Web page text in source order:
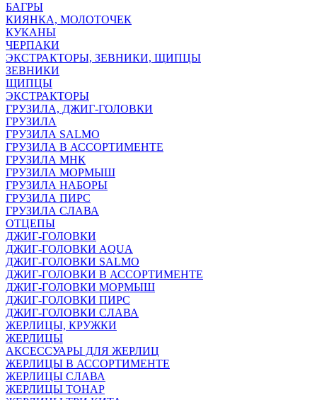
БАГРЫ
КИЯНКА, МОЛОТОЧЕК
КУКАНЫ
ЧЕРПАКИ
ЭКСТРАКТОРЫ, ЗЕВНИКИ, ЩИПЦЫ
ЗЕВНИКИ
ЩИПЦЫ
ЭКСТРАКТОРЫ
ГРУЗИЛА, ДЖИГ-ГОЛОВКИ
ГРУЗИЛА
ГРУЗИЛА SALMO
ГРУЗИЛА В АССОРТИМЕНТЕ
ГРУЗИЛА МНК
ГРУЗИЛА МОРМЫШ
ГРУЗИЛА НАБОРЫ
ГРУЗИЛА ПИРС
ГРУЗИЛА СЛАВА
ОТЦЕПЫ
ДЖИГ-ГОЛОВКИ
ДЖИГ-ГОЛОВКИ AQUA
ДЖИГ-ГОЛОВКИ SALMO
ДЖИГ-ГОЛОВКИ В АССОРТИМЕНТЕ
ДЖИГ-ГОЛОВКИ МОРМЫШ
ДЖИГ-ГОЛОВКИ ПИРС
ДЖИГ-ГОЛОВКИ СЛАВА
ЖЕРЛИЦЫ, КРУЖКИ
ЖЕРЛИЦЫ
АКСЕССУАРЫ ДЛЯ ЖЕРЛИЦ
ЖЕРЛИЦЫ В АССОРТИМЕНТЕ
ЖЕРЛИЦЫ СЛАВА
ЖЕРЛИЦЫ ТОНАР